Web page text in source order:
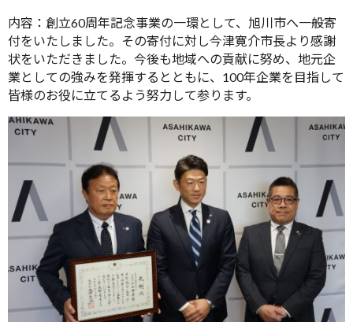
内容：創立60周年記念事業の一環として、旭川市へ一般寄
付をいたしました。その寄付に対し今津寛介市長より感謝
状をいただきました。今後も地域への貢献に努め、地元企
業としての強みを発揮するとともに、100年企業を目指して
皆様のお役に立てるよう努力して参ります。